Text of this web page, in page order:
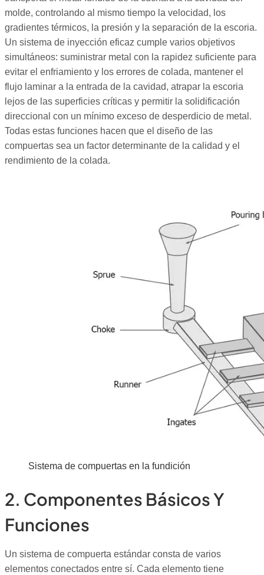
molde, controlando al mismo tiempo la velocidad, los
gradientes térmicos, la presión y la separación de la escoria.
Un sistema de inyección eficaz cumple varios objetivos
simultáneos: suministrar metal con la rapidez suficiente para
evitar el enfriamiento y los errores de colada, mantener el
flujo laminar a la entrada de la cavidad, atrapar la escoria
lejos de las superficies críticas y permitir la solidificación
direccional con un mínimo exceso de desperdicio de metal.
Todas estas funciones hacen que el diseño de las
compuertas sea un factor determinante de la calidad y el
rendimiento de la colada.
Sistema de compuertas en la fundición
2. Componentes Básicos Y
Funciones
Un sistema de compuerta estándar consta de varios
elementos conectados entre sí. Cada elemento tiene